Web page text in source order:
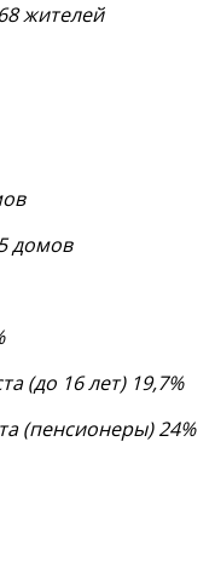
жителей
домов
(до 16 лет) 19,7%
(пенсионеры) 24%